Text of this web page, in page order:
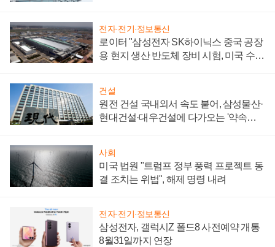
전자·전기·정보통신
로이터 "삼성전자 SK하이닉스 중국 공장
용 현지 생산 반도체 장비 시험, 미국 수출
건설
원전 건설 국내외서 속도 붙어, 삼성물산·
현대건설·대우건설에 다가오는 '약속의
사회
미국 법원 "트럼프 정부 풍력 프로젝트 동
결 조치는 위법", 해제 명령 내려
전자·전기·정보통신
삼성전자, 갤럭시Z 폴드8 사전예약 개통
8월31일까지 연장